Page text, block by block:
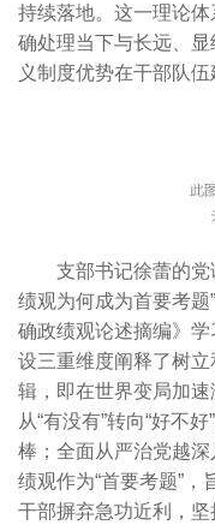
持续落地。这一理论
确处理当下与长远、
义制度优势在干部队伍
支部书记徐蕾的党
绩观为何成为首要考
确政绩观论述摘编》
设三重维度阐释了树
辑，即在世界变局加速
从“有没有”转向“好不
棒；全面从严治党越
绩观作为“首要考题”
干部摒弃急功近利，